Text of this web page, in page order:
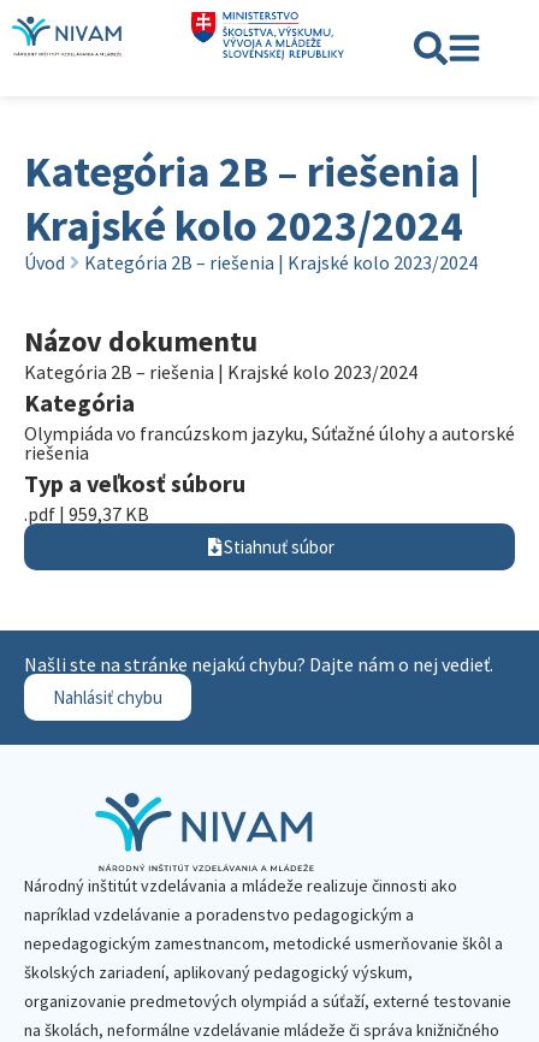
Kategória 2B – riešenia |
Krajské kolo 2023/2024
Úvod Kategória 2B – riešenia | Krajské kolo 2023/2024
Názov dokumentu
Kategória 2B – riešenia | Krajské kolo 2023/2024
Kategória
Olympiáda vo francúzskom jazyku, Súťažné úlohy a autorské
riešenia
Typ a veľkosť súboru
.pdf | 959,37 KB
Stiahnuť súbor
Našli ste na stránke nejakú chybu? Dajte nám o nej vedieť.
Nahlásiť chybu
Národný inštitút vzdelávania a mládeže realizuje činnosti ako
napríklad vzdelávanie a poradenstvo pedagogickým a
nepedagogickým zamestnancom, metodické usmerňovanie škôl a
školských zariadení, aplikovaný pedagogický výskum,
organizovanie predmetových olympiád a súťaží, externé testovanie
na školách, neformálne vzdelávanie mládeže či správa knižničného